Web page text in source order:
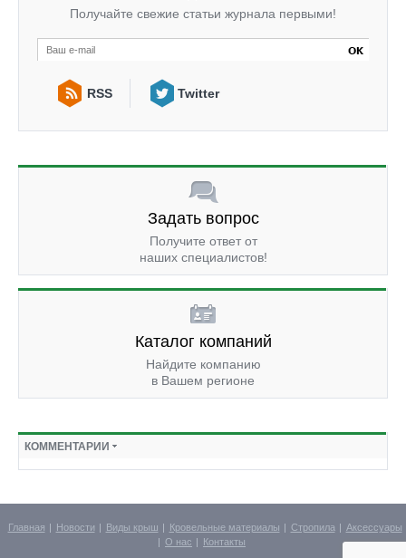
Получайте свежие статьи журнала первыми!
RSS Twitter
Задать вопрос
Получите ответ от
наших специалистов!
Каталог компаний
Найдите компанию
в Вашем регионе
КОММЕНТАРИИ
Главная Новости Виды крыш Кровельные материалы Стропила
Аксессуары
О нас
Контакты